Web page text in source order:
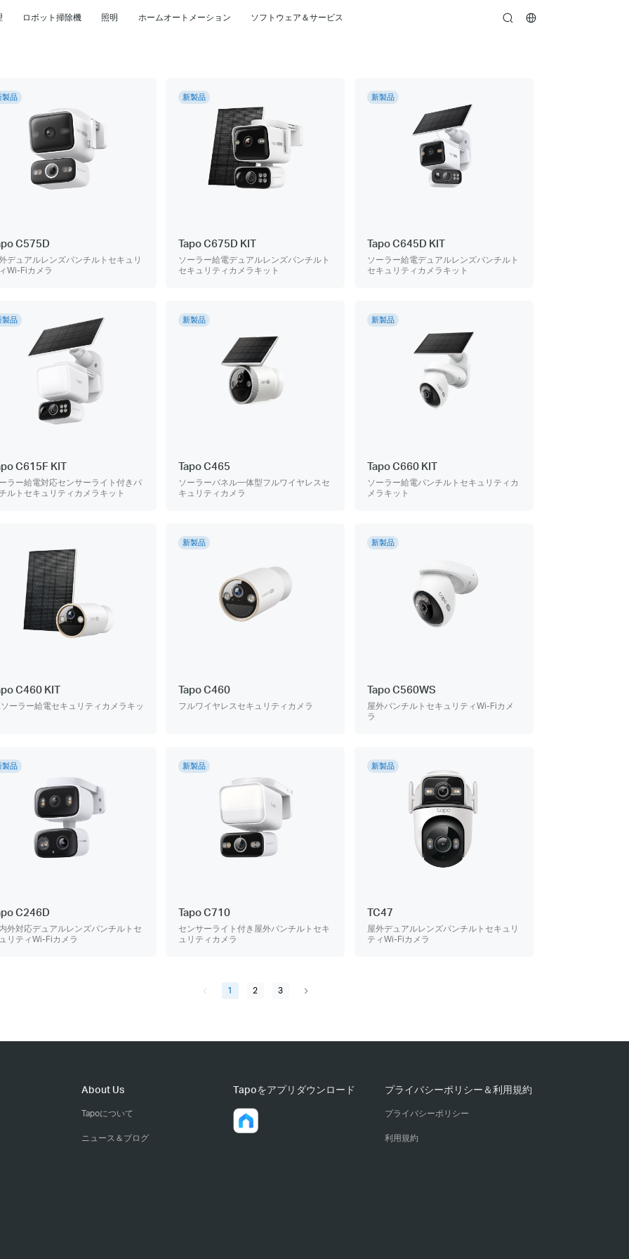
ロボット掃除機 照明 ホームオートメーション ソフトウェア＆サービス search
製品
C575D
デュアルレンズパンチルトセキュリ
Wi-Fiカメラ
新製品
Tapo C675D KIT
ソーラー給電デュアルレンズパンチルト
セキュリティカメラキット
新製品
Tapo C645D KIT
ソーラー給電デュアルレンズパンチルト
セキュリティカメラキット
製品
C615F KIT
ラー給電対応センサーライト付きパ
ルトセキュリティカメラキット
新製品
Tapo C465
ソーラーパネル一体型フルワイヤレスセ
キュリティカメラ
新製品
Tapo C660 KIT
ソーラー給電パンチルトセキュリティカ
メラキット
C460 KIT
ーラー給電セキュリティカメラキッ
新製品
Tapo C460
フルワイヤレスセキュリティカメラ
新製品
Tapo C560WS
屋外パンチルトセキュリティWi-Fiカメ
ラ
製品
C246D
外対応デュアルレンズパンチルトセ
リティWi-Fiカメラ
新製品
Tapo C710
センサーライト付き屋外パンチルトセキ
ュリティカメラ
新製品
TC47
屋外デュアルレンズパンチルトセキュリ
ティWi-Fiカメラ
1 2 3
About Us
Tapoについて
ニュース＆ブログ
Tapoをアプリダウンロード プライバシーポリシー＆利用規約
プライバシーポリシー
利用規約